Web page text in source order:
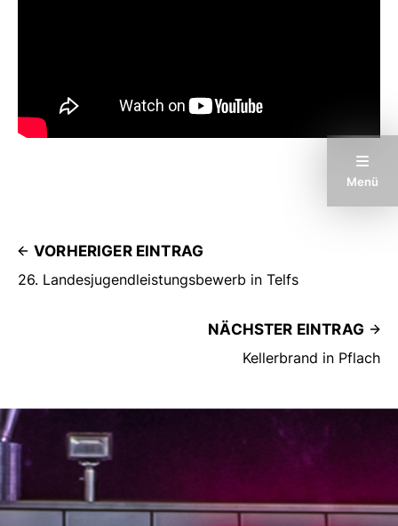
Menü
VORHERIGER EINTRAG
26. Landesjugendleistungsbewerb in Telfs
NÄCHSTER EINTRAG
Kellerbrand in Pflach